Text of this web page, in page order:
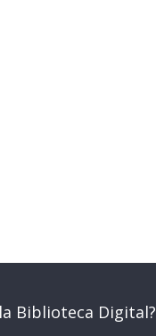
Biblioteca Digital?